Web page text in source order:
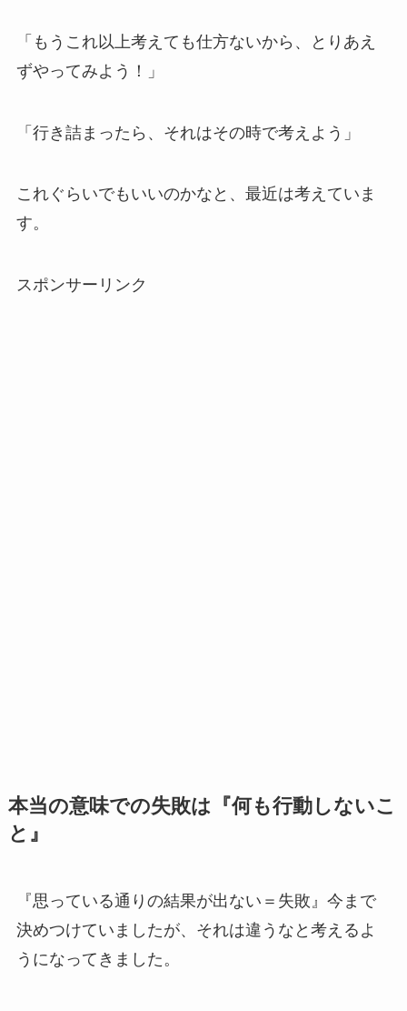
「もうこれ以上考えても仕方ないから、とりあえ
ずやってみよう！」
「行き詰まったら、それはその時で考えよう」
これぐらいでもいいのかなと、最近は考えていま
す。
スポンサーリンク
本当の意味での失敗は『何も行動しないこ
と』
『思っている通りの結果が出ない＝失敗』今まで
決めつけていましたが、それは違うなと考えるよ
うになってきました。